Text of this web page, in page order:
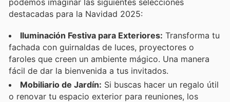
destacadas para la Navidad 2025:
Iluminación Festiva para Exteriores: Transforma tu
fachada con guirnaldas de luces, proyectores o
faroles que creen un ambiente mágico. Una manera
fácil de dar la bienvenida a tus invitados.
Mobiliario de Jardín: Si buscas hacer un regalo útil
o renovar tu espacio exterior para reuniones, los